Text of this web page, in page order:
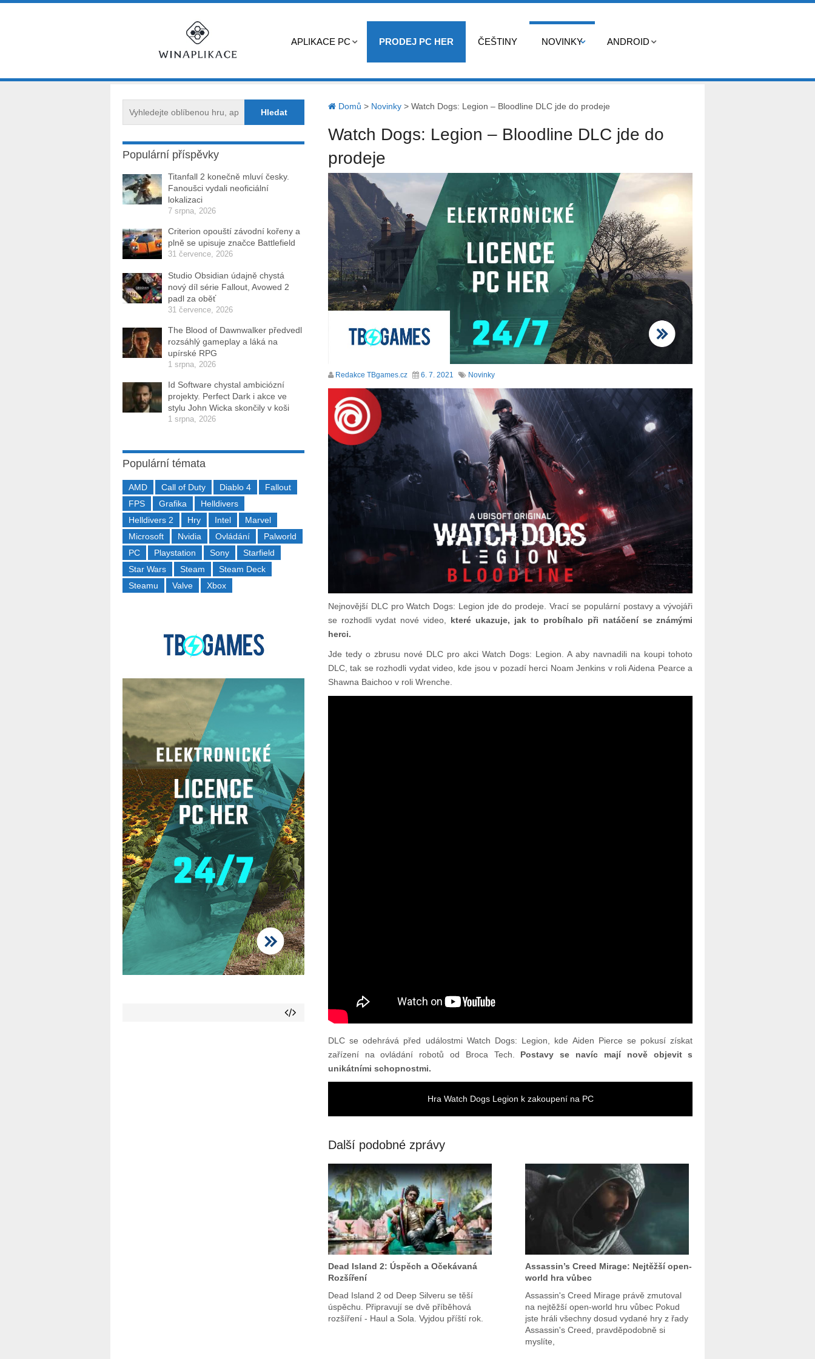
APLIKACE PC PRODEJ PC HER ČEŠTINY NOVINKY ANDROID
Domů > Novinky> Watch Dogs: Legion – Bloodline DLC jde do prodeje
Watch Dogs: Legion – Bloodline DLC jde do
prodeje
Redakce TBgames.cz 6. 7. 2021 Novinky
Nejnovější DLC pro Watch Dogs: Legion jde do prodeje. Vrací se populární postavy a vývojáři
se rozhodli vydat nové video, které ukazuje, jak to probíhalo při natáčení se známými
herci.
Jde tedy o zbrusu nové DLC pro akci Watch Dogs: Legion. A aby navnadili na koupi tohoto
DLC, tak se rozhodli vydat video, kde jsou v pozadí herci Noam Jenkins v roli Aidena Pearce a
Shawna Baichoo v roli Wrenche.
DLC se odehrává před událostmi Watch Dogs: Legion, kde Aiden Pierce se pokusí získat
zařízení na ovládání robotů od Broca Tech. Postavy se navíc mají nově objevit s
unikátními schopnostmi.
Hra Watch Dogs Legion k zakoupení na PC
Další podobné zprávy
Dead Island 2: Úspěch a Očekávaná
Rozšíření
Dead Island 2 od Deep Silveru se těší
úspěchu. Připravují se dvě příběhová
rozšíření - Haul a Sola. Vyjdou příští rok.
Assassin’s Creed Mirage: Nejtěžší open-
world hra vůbec
Assassin's Creed Mirage právě zmutoval
na nejtěžší open-world hru vůbec Pokud
jste hráli všechny dosud vydané hry z řady
Assassin's Creed, pravděpodobně si
myslíte,
Populární příspěvky
Titanfall 2 konečně mluví česky.
Fanoušci vydali neoficiální
lokalizaci
7 srpna, 2026
Criterion opouští závodní kořeny a
plně se upisuje značce Battlefield
31 července, 2026
Studio Obsidian údajně chystá
nový díl série Fallout, Avowed 2
padl za oběť
31 července, 2026
The Blood of Dawnwalker předvedl
rozsáhlý gameplay a láká na
upírské RPG
1 srpna, 2026
Id Software chystal ambiciózní
projekty. Perfect Dark i akce ve
stylu John Wicka skončily v koši
1 srpna, 2026
Populární témata
AMD Call of Duty Diablo 4
Fallout
FPS
Grafika
Helldivers
Helldivers 2
Hry Intel
Marvel
Microsoft
Nvidia Ovládání
Palworld
PC
Playstation Sony
Starfield
Star Wars
Steam
Steam Deck
Steamu
Valve Xbox